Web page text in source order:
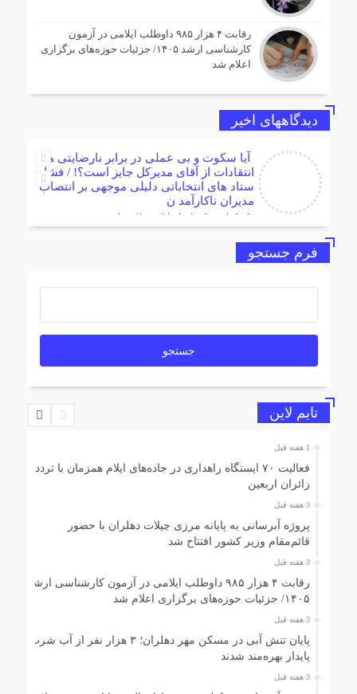
رقابت ۴ هزار ۹۸۵ داوطلب ایلامی در آزمون
کارشناسی ارشد ۱۴۰۵/ جزئیات حوزه‌های برگزاری
اعلام شد
دیدگاههای اخیر
آیا سکوت و بی عملی در برابر نارضایتی ها و
انتقادات از آقای مدیرکل جایز است؟! / فشار
ستاد های انتخاباتی دلیلی موجهی بر انتصاب
مدیران ناکارآمد ن
[…] دامپزشکی استان ایلام مطلبی را در
خروجی خبرگزاری (اینجا بخوانید )قرارداد که
فرم جستجو
تایم لاین
1 هفته قبل
فعالیت ۷۰ ایستگاه راهداری در جاده‌های ایلام همزمان با تردد
زائران اربعین
3 هفته قبل
پروژه آبرسانی به پایانه مرزی چیلات دهلران با حضور
قائم‌مقام وزیر کشور افتتاح شد
3 هفته قبل
رقابت ۴ هزار ۹۸۵ داوطلب ایلامی در آزمون کارشناسی ارشد
۱۴۰۵/ جزئیات حوزه‌های برگزاری اعلام شد
3 هفته قبل
پایان تنش آبی در مسکن مهر دهلران؛ ۳ هزار نفر از آب شرب
پایدار بهره‌مند شدند
3 هفته قبل